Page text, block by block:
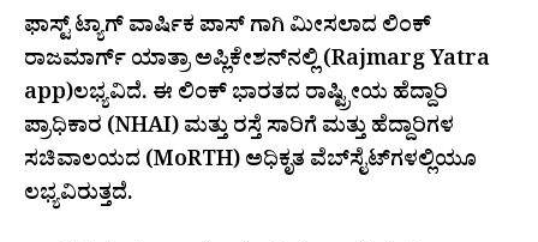
ಫಾಸ್ಟ್ ಟ್ಯಾಗ್ ವಾರ್ಷಿಕ ಪಾಸ್ ಗಾಗಿ ಮೀಸಲಾದ ಲಿಂಕ್
ರಾಜಮಾರ್ಗ್ ಯಾತ್ರಾ ಅಪ್ಲಿಕೇಶನ್‌ನಲ್ಲಿ (Rajmarg Yatra
app)ಲಭ್ಯವಿದೆ. ಈ ಲಿಂಕ್ ಭಾರತದ ರಾಷ್ಟ್ರೀಯ ಹೆದ್ದಾರಿ
ಪ್ರಾಧಿಕಾರ (NHAI) ಮತ್ತು ರಸ್ತೆ ಸಾರಿಗೆ ಮತ್ತು ಹೆದ್ದಾರಿಗಳ
ಸಚಿವಾಲಯದ (MoRTH) ಅಧಿಕೃತ ವೆಬ್‌ಸೈಟ್‌ಗಳಲ್ಲಿಯೂ
ಲಭ್ಯವಿರುತ್ತದೆ.